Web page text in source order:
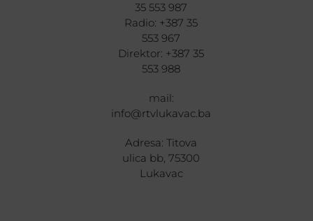
35 553 987
Radio: +387 35
553 967
Direktor: +387 35
553 988
mail:
info@rtvlukavac.ba
Adresa: Titova
ulica bb, 75300
Lukavac